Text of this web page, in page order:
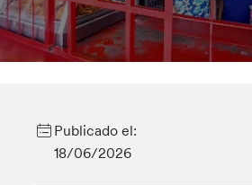
Publicado el:
18/06/2026